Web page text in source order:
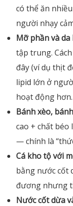
có thể ăn
người nhạy
Mỡ phần và da
tập trung.
đây (ví dụ thịt
lipid lớn ở
hoạt động hơn.
Bánh xèo,
cao + chất béo
— chính là
Cá kho tộ với
bằng nước cốt
đương nhưng
Nước cốt dừa